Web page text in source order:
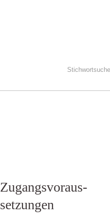
Zugangs­voraus­
setzungen